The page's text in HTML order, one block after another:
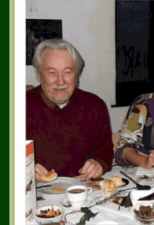
LIENS
CONTACT
SOUVENIRS